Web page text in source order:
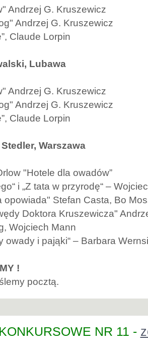
Andrzej G. Kruszewicz
Andrzej G. Kruszewicz
Claude Lorpin
Lubawa
Andrzej G. Kruszewicz
Andrzej G. Kruszewicz
Claude Lorpin
Warszawa
"Hotele dla owadów”
i „Z tata w przyrodę“ –
opowiada" Stefan Casta, Bo
Doktora Kruszewicza"
Wojciech Mann
owady i pająki“ – Barbara
!
pocztą.
NR 11 -